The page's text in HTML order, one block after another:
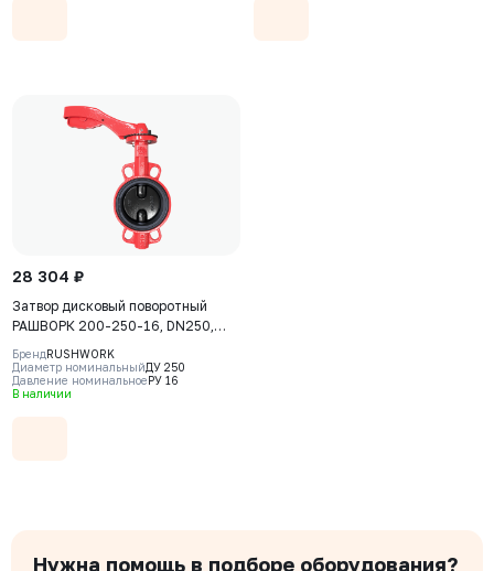
28 304 ₽
Затвор дисковый поворотный
РАШВОРК 200-250-16, DN250,
PN16, корпус - GJL-250 (GG25),
диск - GJS-400-15 (GGG40),
уплотнение - EPDM, М/Ф,
БрендRUSHWORK
Диаметр номинальныйДУ 250
Давление номинальноеРУ 16
В наличии
Нужна помощь в подборе оборудования?